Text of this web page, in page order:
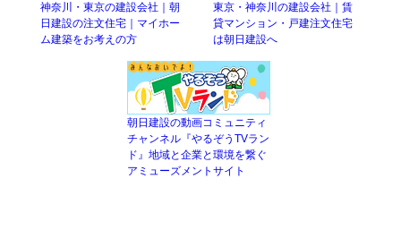
神奈川・東京の建設会社｜朝
日建設の注文住宅｜マイホー
ム建築をお考えの方
東京・神奈川の建設会社｜賃
貸マンション・戸建注文住宅
は朝日建設へ
朝日建設の動画コミュニティ
チャンネル『やるぞうTVラン
ド』地域と企業と環境を繋ぐ
アミューズメントサイト